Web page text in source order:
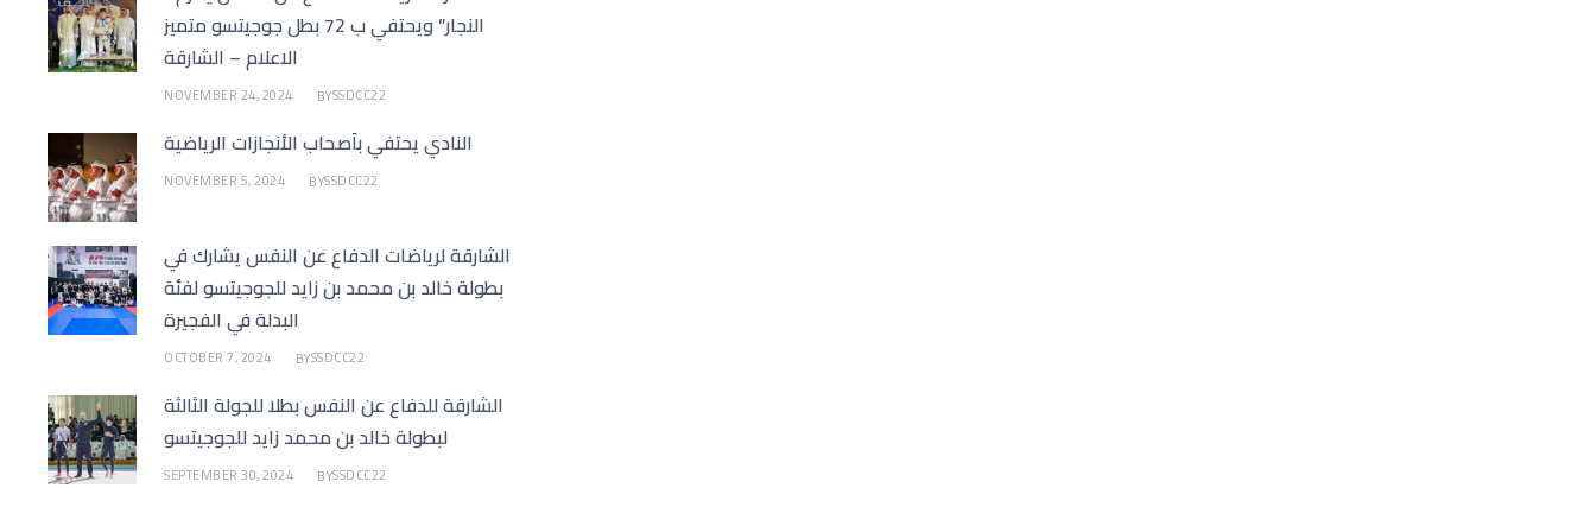
النجار” ويحتفي ب 72 بطل جوجيتسو متميز
الاعلام – الشارقة
NOVEMBER 24, 2024 BYSSDCC22
النادي يحتفي بأصحاب الأنجازات الرياضية
NOVEMBER 5, 2024 BYSSDCC22
الشارقة لرياضات الدفاع عن النفس يشارك في
بطولة خالد بن محمد بن زايد للجوجيتسو لفئة
البدلة في الفجيرة
OCTOBER 7, 2024 BYSSDCC22
الشارقة للدفاع عن النفس بطلا للجولة الثالثة
لبطولة خالد بن محمد زايد للجوجيتسو
SEPTEMBER 30, 2024 BYSSDCC22